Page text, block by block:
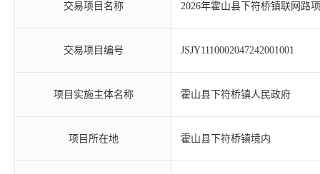
交易项目名称 2026年霍山县下符桥镇联网路
交易项目编号 JSJY1110002047242001001
项目实施主体名称 霍山县下符桥镇人民政府
项目所在地 霍山县下符桥镇境内